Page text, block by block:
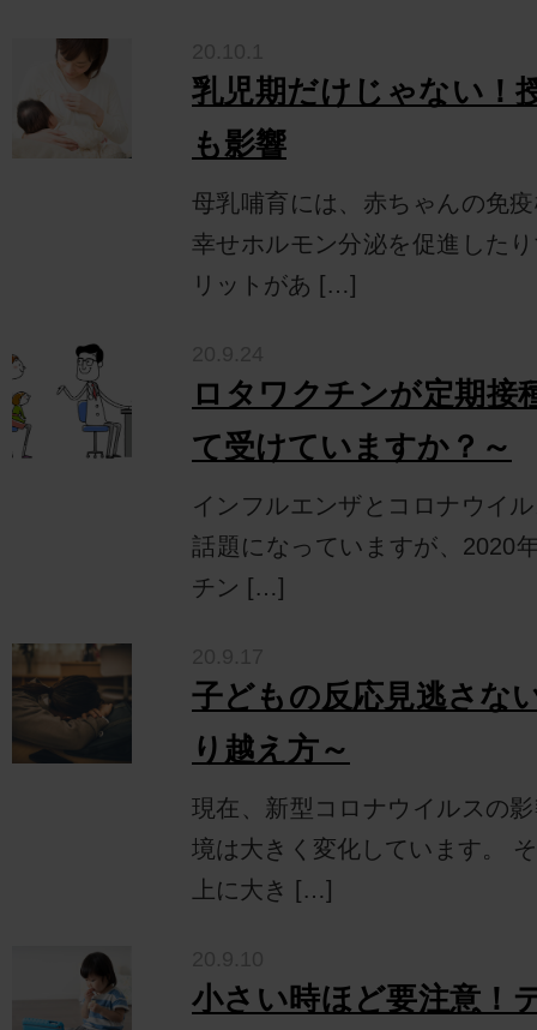
乳児期だけじゃない！
も影響
母乳哺育には、赤ちゃんの免
幸せホルモン分泌を促進した
リットがあ […]
ロタワクチンが定期接
て受けていますか？～
インフルエンザとコロナウイ
話題になっていますが、2020
チン […]
子どもの反応見逃さな
り越え方～
現在、新型コロナウイルスの
境は大きく変化しています。
上に大き […]
小さい時ほど要注意！